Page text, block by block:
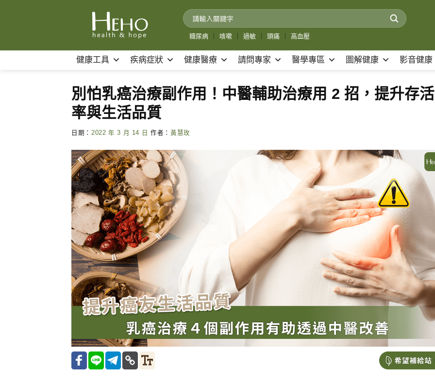
糖尿病 咳嗽 過敏 頭痛 高血壓
健康工具 疾病症狀 健康醫療 請問專家 醫學專區 圖解健康 影音健康
別怕乳癌治療副作用！中醫輔助治療用 2 招，提升存活
率與生活品質
日期： 2022 年 3 月 14 日 作者： 黃慧玫